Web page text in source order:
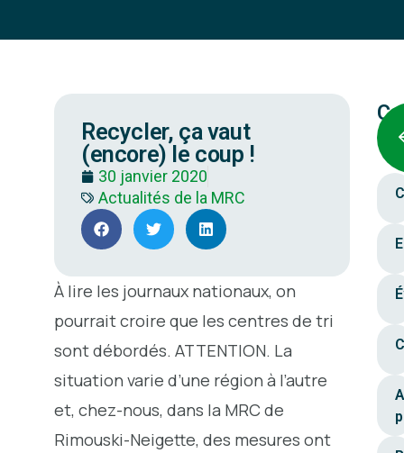
Recycler, ça vaut
(encore) le coup !
30 janvier 2020
Actualités de la MRC
À lire les journaux nationaux, on
pourrait croire que les centres de tri
sont débordés. ATTENTION. La
situation varie d’une région à l’autre
et, chez-nous, dans la MRC de
Rimouski-Neigette, des mesures ont